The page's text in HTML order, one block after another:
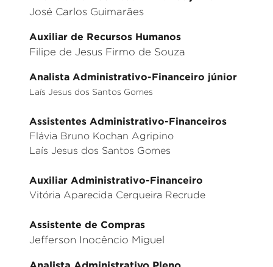
José Carlos Guimarães
Auxiliar de Recursos Humanos
Filipe de Jesus Firmo de Souza
Analista Administrativo-Financeiro júnior
Laís Jesus dos Santos Gomes
Assistentes Administrativo-Financeiros
Flávia Bruno Kochan Agripino
Laís Jesus dos Santos Gomes
Auxiliar Administrativo-Financeiro
Vitória Aparecida Cerqueira Recrude
Assistente de Compras
Jefferson Inocêncio Miguel